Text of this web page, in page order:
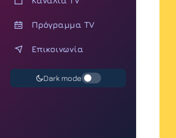
Πρόγραμμα TV
Επικοινωνία
Dark mode